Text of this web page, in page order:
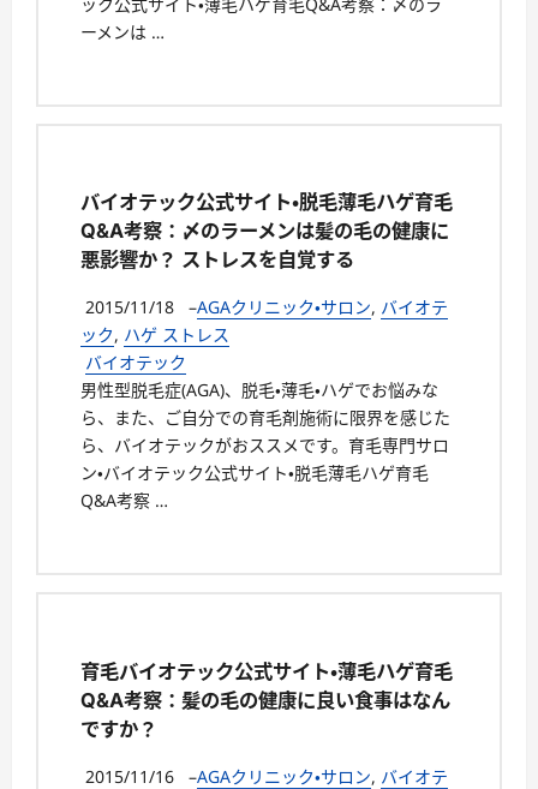
ーメンは …
バイオテック公式サイト・脱毛薄毛ハゲ育毛
Q&A考察：〆のラーメンは髪の毛の健康に
悪影響か？ ストレスを自覚する
2015/11/18 –AGAクリニック・サロン, バイオテ
ック, ハゲ ストレス
バイオテック
男性型脱毛症(AGA)、脱毛・薄毛・ハゲでお悩みな
ら、また、ご自分での育毛剤施術に限界を感じた
ら、バイオテックがおススメです。育毛専門サロ
ン・バイオテック公式サイト・脱毛薄毛ハゲ育毛
Q&A考察 …
育毛バイオテック公式サイト・薄毛ハゲ育毛
Q&A考察：髪の毛の健康に良い食事はなん
ですか？
2015/11/16 –AGAクリニック・サロン, バイオテ